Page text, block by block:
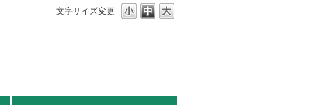
文字サイズ変更